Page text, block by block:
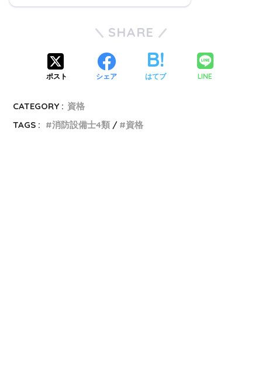
SHARE
ポスト シェア はてブ LINE
CATEGORY : 資格
TAGS :
消防設備士4類 資格